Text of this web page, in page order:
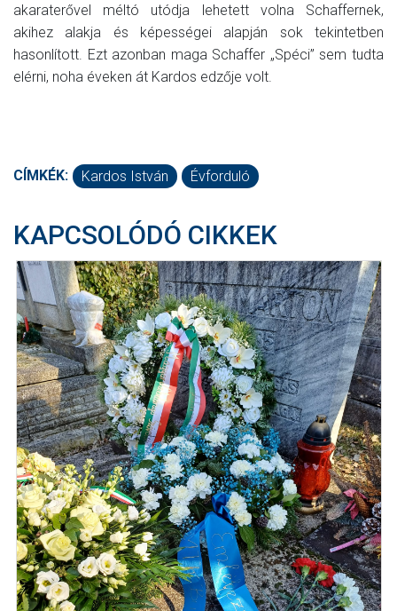
akaraterővel méltó utódja lehetett volna Schaffernek,
akihez alakja és képességei alapján sok tekintetben
hasonlított. Ezt azonban maga Schaffer „Spéci” sem tudta
elérni, noha éveken át Kardos edzője volt.
CÍMKÉK: Kardos István Évforduló
KAPCSOLÓDÓ CIKKEK